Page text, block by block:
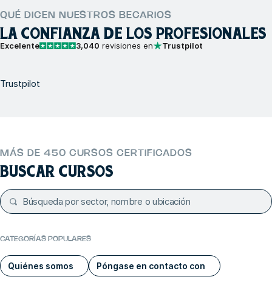
QUÉ DICEN NUESTROS BECARIOS
LA CONFIANZA DE LOS PROFESIONALES
Excelente 3,040 revisiones en Trustpilot
Trustpilot
MÁS DE 450 CURSOS CERTIFICADOS
BUSCAR CURSOS
CATEGORÍAS POPULARES
Quiénes somos Póngase en contacto con